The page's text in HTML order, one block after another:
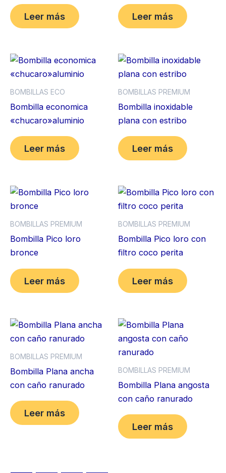
Leer más Leer más
BOMBILLAS ECO
Bombilla economica
«chucaro»aluminio
Leer más
BOMBILLAS PREMIUM
Bombilla inoxidable
plana con estribo
Leer más
BOMBILLAS PREMIUM
Bombilla Pico loro
bronce
Leer más
BOMBILLAS PREMIUM
Bombilla Pico loro con
filtro coco perita
Leer más
BOMBILLAS PREMIUM
Bombilla Plana ancha
con caño ranurado
Leer más
BOMBILLAS PREMIUM
Bombilla Plana angosta
con caño ranurado
Leer más